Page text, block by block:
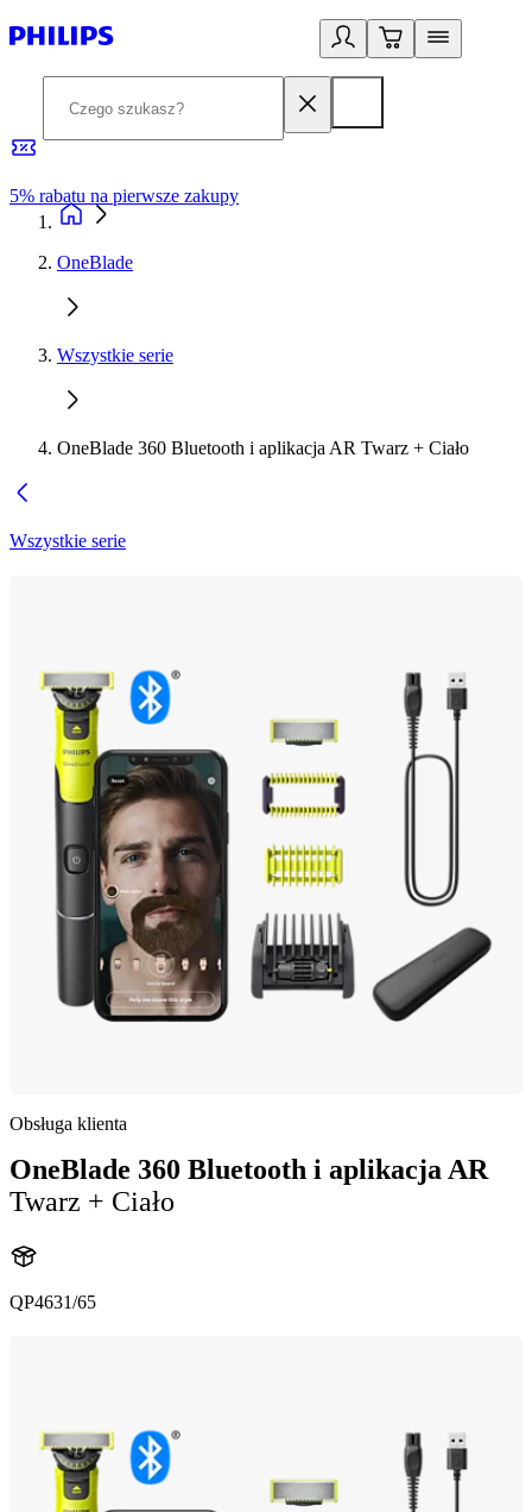
5% rabatu na pierwsze zakupy
OneBlade
Wszystkie serie
OneBlade 360 Bluetooth i aplikacja AR Twarz + Ciało
Wszystkie serie
Obsługa klienta
OneBlade 360 Bluetooth i aplikacja AR
Twarz + Ciało
QP4631/65